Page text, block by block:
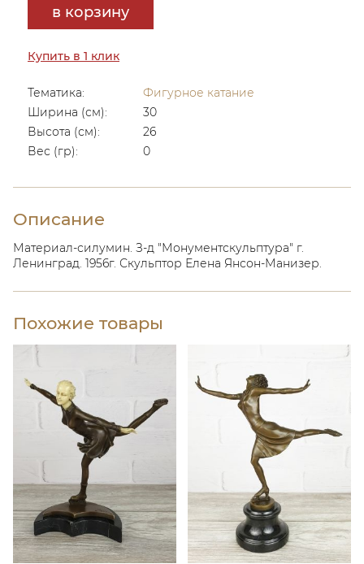
в корзину
Купить в 1 клик
Тематика:
Фигурное катание
Ширина (см):
30
Высота (см):
26
Вес (гр):
0
Описание
Материал-силумин. З-д "Монументскульптура" г.
Ленинград. 1956г. Скульптор Елена Янсон-Манизер.
Похожие товары